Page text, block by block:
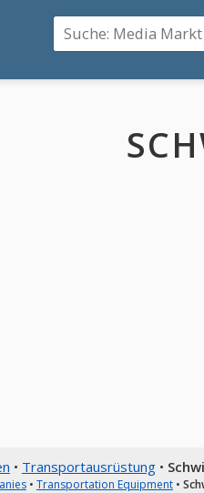
• Transportausrüstung•
• Transportation Equipment•